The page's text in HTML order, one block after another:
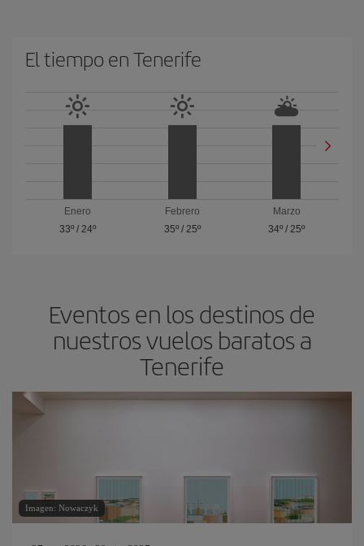
El tiempo en Tenerife
Enero
33º/ 24º
Febrero
35º/ 25º
Marzo
34º /25º
Eventos en los destinos de
nuestros vuelos baratos a
Tenerife
Imagen: Nowaczyk